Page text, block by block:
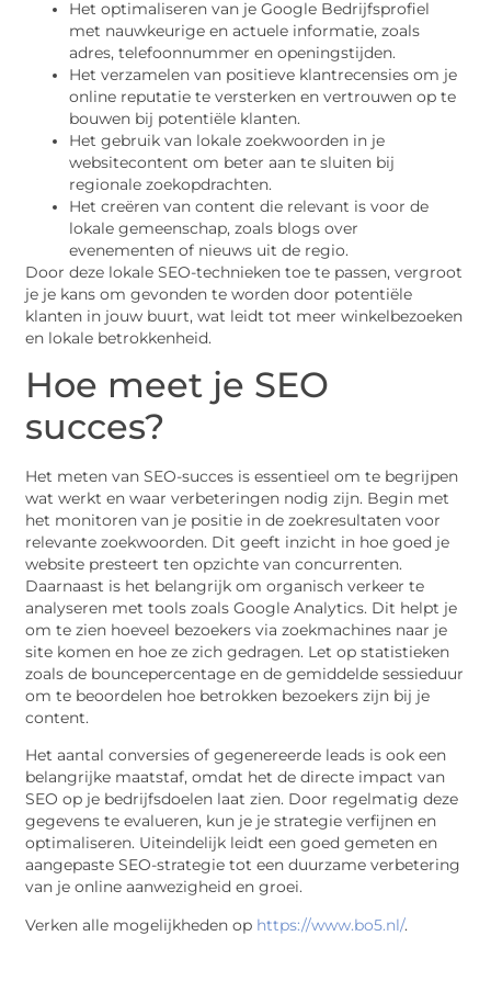
Het optimaliseren van je Google Bedrijfsprofiel
met nauwkeurige en actuele informatie, zoals
adres, telefoonnummer en openingstijden.
Het verzamelen van positieve klantrecensies om je
online reputatie te versterken en vertrouwen op te
bouwen bij potentiële klanten.
Het gebruik van lokale zoekwoorden in je
websitecontent om beter aan te sluiten bij
regionale zoekopdrachten.
Het creëren van content die relevant is voor de
lokale gemeenschap, zoals blogs over
evenementen of nieuws uit de regio.
Door deze lokale SEO-technieken toe te passen, vergroot
je je kans om gevonden te worden door potentiële
klanten in jouw buurt, wat leidt tot meer winkelbezoeken
en lokale betrokkenheid.
Hoe meet je SEO
succes?
Het meten van SEO-succes is essentieel om te begrijpen
wat werkt en waar verbeteringen nodig zijn. Begin met
het monitoren van je positie in de zoekresultaten voor
relevante zoekwoorden. Dit geeft inzicht in hoe goed je
website presteert ten opzichte van concurrenten.
Daarnaast is het belangrijk om organisch verkeer te
analyseren met tools zoals Google Analytics. Dit helpt je
om te zien hoeveel bezoekers via zoekmachines naar je
site komen en hoe ze zich gedragen. Let op statistieken
zoals de bouncepercentage en de gemiddelde sessieduur
om te beoordelen hoe betrokken bezoekers zijn bij je
content.
Het aantal conversies of gegenereerde leads is ook een
belangrijke maatstaf, omdat het de directe impact van
SEO op je bedrijfsdoelen laat zien. Door regelmatig deze
gegevens te evalueren, kun je je strategie verfijnen en
optimaliseren. Uiteindelijk leidt een goed gemeten en
aangepaste SEO-strategie tot een duurzame verbetering
van je online aanwezigheid en groei.
Verken alle mogelijkheden op https://www.bo5.nl/.